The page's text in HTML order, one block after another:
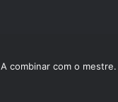
A combinar com o mestre.